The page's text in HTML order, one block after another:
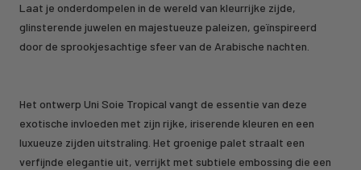
Laat je onderdompelen in de wereld van kleurrijke zijde,
glinsterende juwelen en majestueuze paleizen, geïnspireerd
door de sprookjesachtige sfeer van de Arabische nachten.
Het ontwerp Uni Soie Tropical vangt de essentie van deze
exotische invloeden met zijn rijke, iriserende kleuren en een
luxueuze zijden uitstraling. Het groenige palet straalt een
verfijnde elegantie uit, verrijkt met subtiele embossing die een